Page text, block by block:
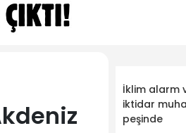
İklim alarm
iktidar
peşinde